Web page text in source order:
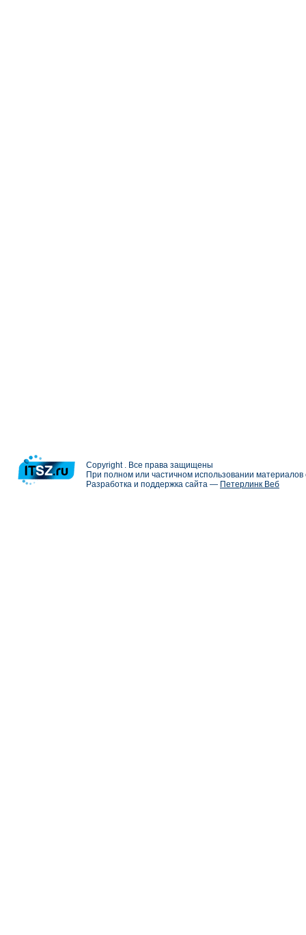
Copyright . Все права защищены
При полном или частичном использовании
Разработка и поддержка сайта — Петерлинк Веб